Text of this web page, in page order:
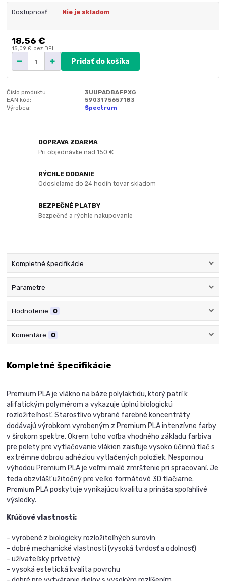
Dostupnosť Nie je skladom
18,56 €
15,09 € bez DPH
Pridať do košíka
Číslo produktu:
3UUPADBAFPXG
EAN kód:
5903175657183
Výrobca:
Spectrum
DOPRAVA ZDARMA
Pri objednávke nad 150 €
RÝCHLE DODANIE
Odosielame do 24 hodín tovar skladom
BEZPEČNÉ PLATBY
Bezpečné a rýchle nakupovanie
Kompletné špecifikácie
Parametre
Hodnotenie 0
Komentáre 0
Kompletné špecifikácie
Premium PLA je vlákno na báze polylaktidu, ktorý patrí k
alifatickým polymérom a vykazuje úplnú biologickú
rozložiteľnosť. Starostlivo vybrané farebné koncentráty
dodávajú výrobkom vyrobeným z Premium PLA intenzívne farby
v širokom spektre. Okrem toho voľba vhodného základu farbiva
pre pelety pre vytlačovanie vlákien zaisťuje vysoko účinnú tlač s
extrémne dobrou adhéziou vytlačených položiek. Nespornou
výhodou Premium PLA je veľmi malé zmrštenie pri spracovaní. Je
teda obzvlášť užitočný pre veľko formátové 3D tlačiarne.
Premium PLA poskytuje vynikajúcu kvalitu a prináša spoľahlivé
výsledky.
Kľúčové vlastnosti:
- vyrobené z biologicky rozložiteľných surovín
- dobré mechanické vlastnosti (vysoká tvrdosť a odolnosť)
- užívateľsky prívetivý
- vysoká estetická kvalita povrchu